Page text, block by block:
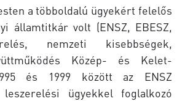
a többoldalú ügyekért felelős
államtitkár volt (ENSZ, EBESZ,
nemzeti kisebbségek,
Közép- és Kelet-
és 1999 között az ENSZ
ügyekkel foglalkozó